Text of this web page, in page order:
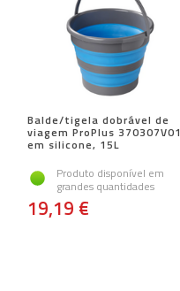
Balde/tigela dobrável de
viagem ProPlus 370307V01
em silicone, 15L
Produto disponível em
grandes quantidades
19,19 €